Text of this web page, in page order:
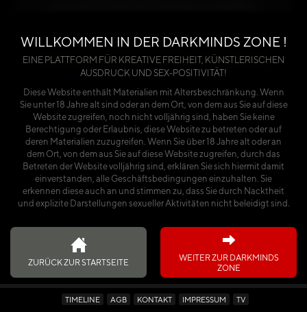
Über die Seite anmelden
Ich habe den Kalender käuflich erworben
WILLKOMMEN IN DER DARKMINDS ZONE !
EINE PLATTFORM FÜR KREATIVE FREIHEIT, KÜNSTLERISCHEN
AUSDRUCK UND SEX-POSITIVITÄT!
Diese Website enthält Materialien mit Altersbeschränkung. Wenn
Sie unter 18 Jahre alt sind oder an dem Ort, von dem aus Sie auf diese
Website zugreifen, noch nicht volljährig sind, haben Sie keine
Berechtigung oder Erlaubnis, diese Website zu betreten oder auf
deren Materialien zuzugreifen. Wenn Sie über 18 Jahre alt oder an
dem Ort, von dem aus Sie auf diese Website zugreifen, durch das
Betreten der Website volljährig sind, erklären Sie sich hiermit damit
einverstanden, alle Geschäftsbedingungen einzuhalten. Sie
erkennen diese auch an und stimmen zu, dass Sie durch Nacktheit
und explizite Darstellungen sexueller Aktivitäten nicht beleidigt sind.
ZURÜCK ZUR STARTSEITE
WEITER ZUR DARKMINDS
ZONE
TIMELINE AGB KONTAKT IMPRESSUM TV